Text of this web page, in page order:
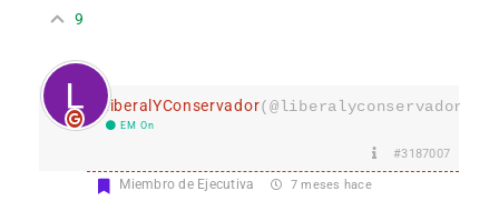
9
LiberalYConservador
EM On
#3187007
Miembro de Ejecutiva 7 meses hace